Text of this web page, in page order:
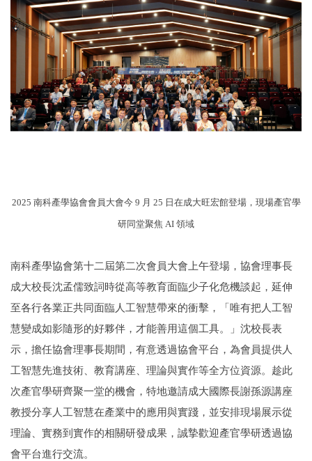
2025 南科產學協會會員大會今 9 月 25 日在成大旺宏館登場，現場產官學
研同堂聚焦 AI 領域
南科產學協會第十二屆第二次會員大會上午登場，協會理事長
成大校長沈孟儒致詞時從高等教育面臨少子化危機談起，延伸
至各行各業正共同面臨人工智慧帶來的衝擊，「唯有把人工智
慧變成如影隨形的好夥伴，才能善用這個工具。」沈校長表
示，擔任協會理事長期間，有意透過協會平台，為會員提供人
工智慧先進技術、教育講座、理論與實作等全方位資源。趁此
次產官學研齊聚一堂的機會，特地邀請成大國際長謝孫源講座
教授分享人工智慧在產業中的應用與實踐，並安排現場展示從
理論、實務到實作的相關研發成果，誠摯歡迎產官學研透過協
會平台進行交流。